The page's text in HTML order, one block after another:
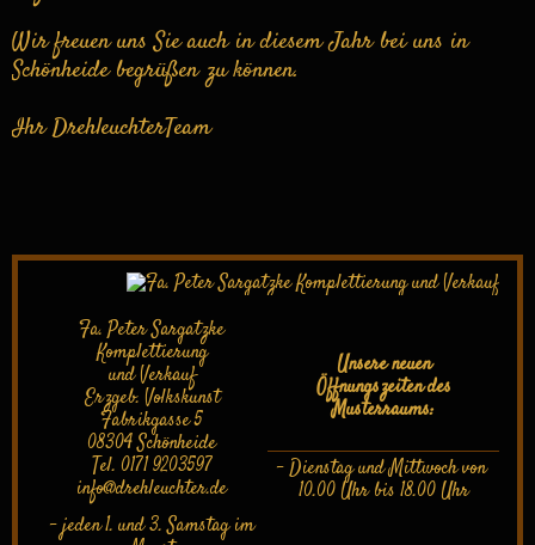
Wir freuen uns Sie auch in diesem Jahr bei uns in
Schönheide begrüßen zu können.
Ihr DrehleuchterTeam
Fa. Peter Sargatzke
Komplettierung
und Verkauf
Erzgeb. Volkskunst
Fabrikgasse 5
08304 Schönheide
Tel. 0171 9203597
info@drehleuchter.de
Unsere neuen
Öffnungszeiten des
Musterraums:
- Dienstag und Mittwoch von
10.00 Uhr bis 18.00 Uhr
- jeden 1. und 3. Samstag im